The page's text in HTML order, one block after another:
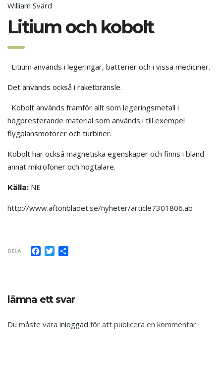
William Svärd
Litium och kobolt
Litium används i legeringar, batterier och i vissa mediciner.
Det används också i raketbränsle.
Kobolt används framför allt som legeringsmetall i
högpresterande material som används i till exempel
flygplansmotorer och turbiner.
Kobolt har också magnetiska egenskaper och finns i bland
annat mikrofoner och högtalare.
Källa: NE
http://www.aftonbladet.se/nyheter/article7301806.ab
DELA Facebook
Twitter
lämna ett svar
Du måste vara inloggad för att publicera en kommentar.